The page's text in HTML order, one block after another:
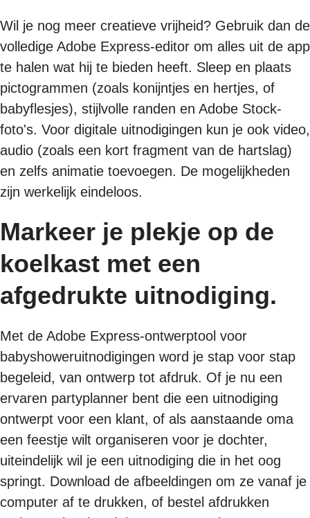
Wil je nog meer creatieve vrijheid? Gebruik dan de
volledige Adobe Express-editor om alles uit de app
te halen wat hij te bieden heeft. Sleep en plaats
pictogrammen (zoals konijntjes en hertjes, of
babyflesjes), stijlvolle randen en Adobe Stock-
foto's. Voor digitale uitnodigingen kun je ook video,
audio (zoals een kort fragment van de hartslag)
en zelfs animatie toevoegen. De mogelijkheden
zijn werkelijk eindeloos.
Markeer je plekje op de
koelkast met een
afgedrukte uitnodiging.
Met de Adobe Express-ontwerptool voor
babyshoweruitnodigingen word je stap voor stap
begeleid, van ontwerp tot afdruk. Of je nu een
ervaren partyplanner bent die een uitnodiging
ontwerpt voor een klant, of als aanstaande oma
een feestje wilt organiseren voor je dochter,
uiteindelijk wil je een uitnodiging die in het oog
springt. Download de afbeeldingen om ze vanaf je
computer af te drukken, of bestel afdrukken